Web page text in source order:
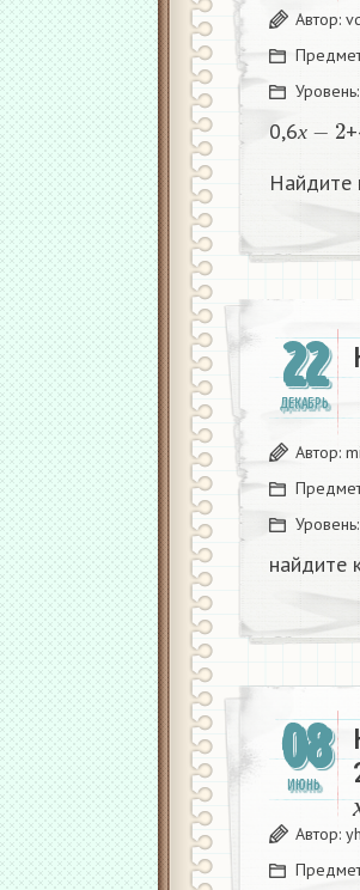
Автор:
Уровень:
0,6х
Найдите
22
ДЕКАБРЬ
Автор:
Уровень:
найдите
08
ИЮНЬ
Автор: